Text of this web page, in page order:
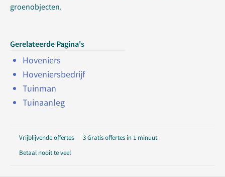
groenobjecten.
Gerelateerde Pagina's
Hoveniers
Hoveniersbedrijf
Tuinman
Tuinaanleg
Vrijblijvende offertes
3 Gratis offertes in 1 minuut
Betaal nooit te veel